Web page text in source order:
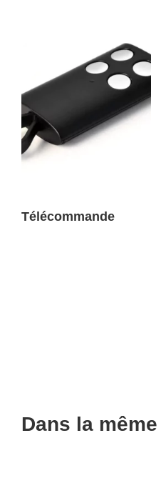
Télécommande
Dans la même